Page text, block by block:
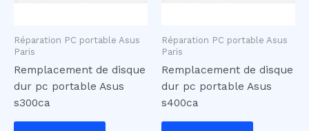
Réparation PC portable Asus
Paris
Remplacement de disque
dur pc portable Asus
s300ca
Réparation PC portable Asus
Paris
Remplacement de disque
dur pc portable Asus
s400ca